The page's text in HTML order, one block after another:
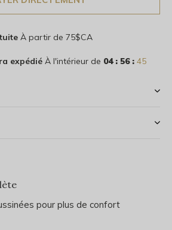
À partir de 75$CA
expédiéÀ l'intérieur de 04 : 56 : 45
pour plus de confort